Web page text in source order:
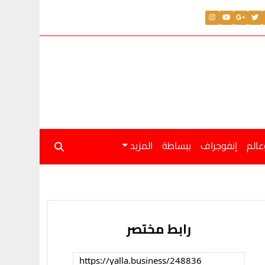
إنفوجراف ببساطة المزيد
رابط مختصر